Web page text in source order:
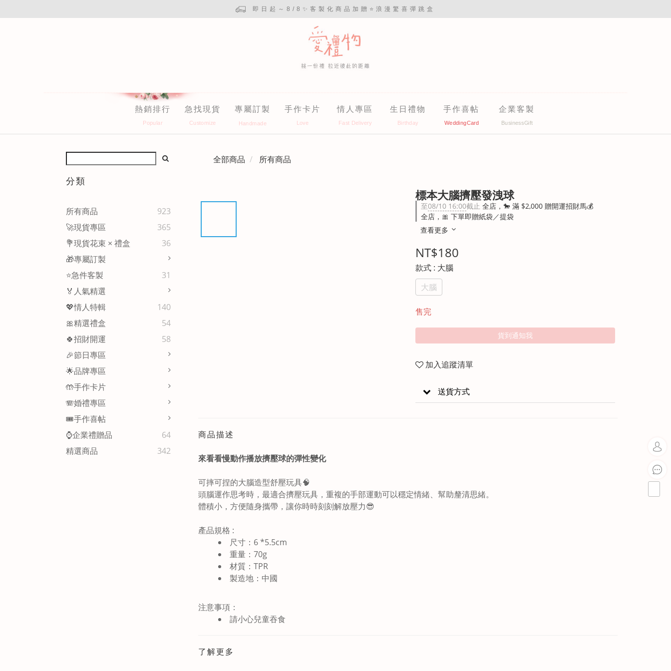
即日起～8/8✨客製化商品加贈⭐浪漫驚喜彈跳盒
熱銷排行 急找現貨 專屬訂製 手作卡片 情人專區 生日禮物 手作喜帖 企業客製
分類
所有商品
923
🚀現貨專區
365
💐現貨花束 × 禮盒
36
🎁專屬訂製
⭐急件客製
31
🏅人氣精選
💖情人特輯
140
🎀精選禮盒
54
🍀招財開運
58
🎉節日專區
🌟品牌專區
🤲手作卡片
🪗婚禮專區
🎟️手作喜帖
⌚企業禮贈品
64
精選商品
342
全部商品 所有商品
標本大腦擠壓發洩球
至08/10 16:00截止 全店，🐎 滿 $2,000 贈開運招財馬💰
全店，🎀 下單即贈紙袋／提袋
查看更多
NT$180
款式 : 大腦
大腦
售完
貨到通知我
加入追蹤清單
送貨方式
商品描述
來看看慢動作播放擠壓球的彈性變化
可摔可捏的大腦造型舒壓玩具🧠
頭腦運作思考時，最適合擠壓玩具，重複的手部運動可以穩定情緒、幫助釐清思緒。
體積小，方便隨身攜帶，讓你時時刻刻解放壓力😎
產品規格 :
尺寸：6 *5.5cm
重量：70g
材質：TPR
製造地：中國
注意事項：
請小心兒童吞食
了解更多